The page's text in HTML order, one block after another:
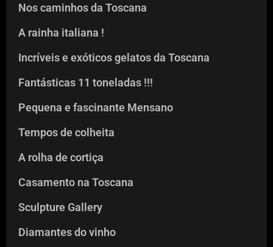
Nos caminhos da Toscana
A rainha italiana !
Incríveis e exóticos gelatos da Toscana
Fantásticas 11 toneladas !!!
Pequena e fascinante Mensano
Tempos de colheita
A rolha de cortiça
Casamento na Toscana
Sculpture Gallery
Diamantes do vinho